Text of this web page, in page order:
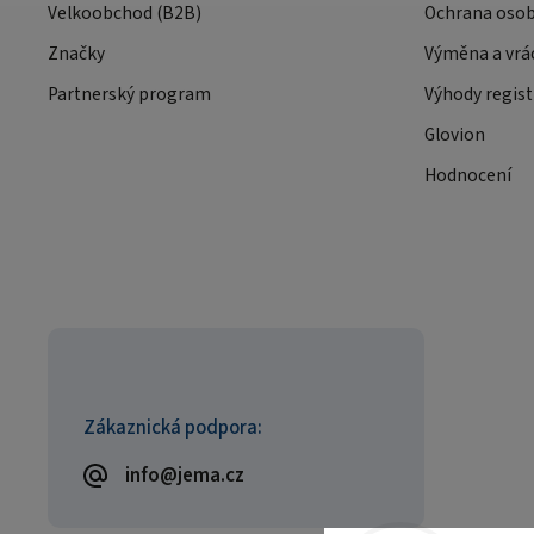
Zákaznická podpora:
info@jema.cz
Velkoobchod (B2B)
Značky
Partnerský program
Ochrana
Výměna a
Výhody
Glovion
Hodnocení